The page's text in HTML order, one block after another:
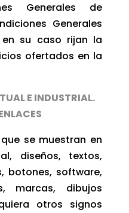
Generales de
Generales
su caso rijan la
ofertados en la
E INDUSTRIAL.
se muestran en
diseños, textos,
botones, software,
marcas, dibujos
otros signos